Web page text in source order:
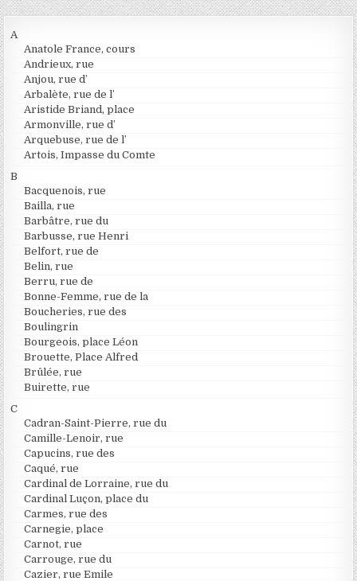
A
Anatole France, cours
Andrieux, rue
Anjou, rue d’
Arbalète, rue de l’
Aristide Briand, place
Armonville, rue d’
Arquebuse, rue de l’
Artois, Impasse du Comte
B
Bacquenois, rue
Bailla, rue
Barbâtre, rue du
Barbusse, rue Henri
Belfort, rue de
Belin, rue
Berru, rue de
Bonne-Femme, rue de la
Boucheries, rue des
Boulingrin
Bourgeois, place Léon
Brouette, Place Alfred
Brûlée, rue
Buirette, rue
C
Cadran-Saint-Pierre, rue du
Camille-Lenoir, rue
Capucins, rue des
Caqué, rue
Cardinal de Lorraine, rue du
Cardinal Luçon, place du
Carmes, rue des
Carnegie, place
Carnot, rue
Carrouge, rue du
Cazier, rue Emile